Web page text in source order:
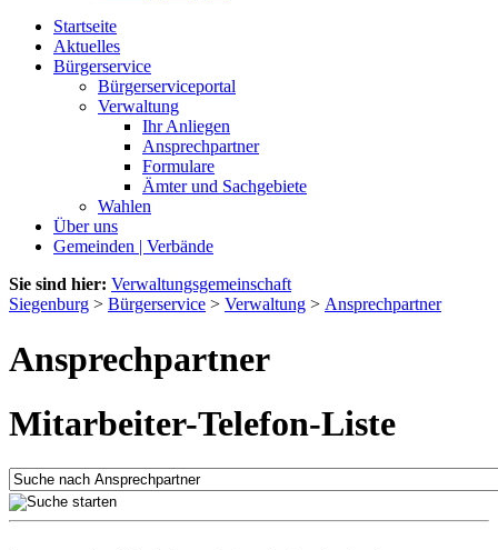
Startseite
Aktuelles
Bürgerservice
Bürgerserviceportal
Verwaltung
Ihr Anliegen
Ansprechpartner
Formulare
Ämter und Sachgebiete
Wahlen
Über uns
Gemeinden | Verbände
Sie sind hier: Verwaltungsgemeinschaft
Siegenburg > Bürgerservice > Verwaltung > Ansprechpartner
Ansprechpartner
Mitarbeiter-Telefon-Liste